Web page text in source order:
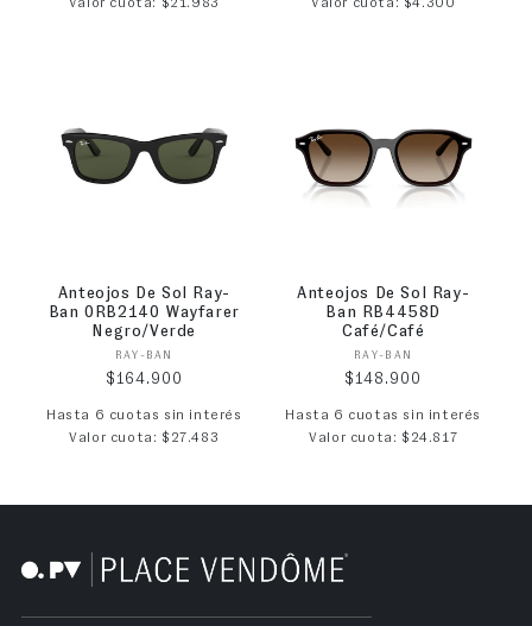
Anteojos De Sol Ray-
Ban 0RB2140 Wayfarer
Negro/Verde
Proveedor:
RAY-BAN
Precio habitual
$164.900
Hasta 6 cuotas sin interés
Valor cuota: $27.483
Anteojos De Sol Ray-
Ban RB4458D
Café/Café
Proveedor:
RAY-BAN
Precio habitual
$148.900
Hasta 6 cuotas sin interés
Valor cuota: $24.817